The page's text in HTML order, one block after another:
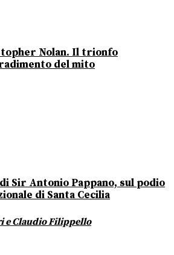
Nolan. Il trionfo
del mito
Sir Antonio Pappano, sul podio
di Santa Cecilia
e Claudio Filippello